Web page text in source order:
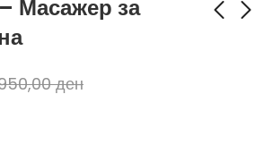
Масажер за
ден